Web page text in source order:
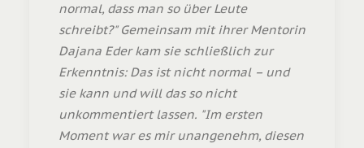
normal, dass man so über Leute
schreibt?" Gemeinsam mit ihrer Mentorin
Dajana Eder kam sie schließlich zur
Erkenntnis: Das ist nicht normal – und
sie kann und will das so nicht
unkommentiert lassen. "Im ersten
Moment war es mir unangenehm, diesen